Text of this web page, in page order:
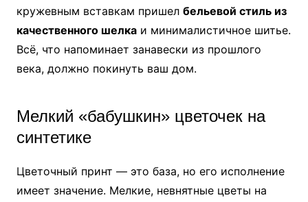
кружевным вставкам пришел бельевой стиль из
качественного шелкаи минималистичное шитье.
Всё, что напоминает занавески из прошлого
века, должно покинуть ваш дом.
Мелкий «бабушкин» цветочек на
синтетике
Цветочный принт — это база, но его исполнение
имеет значение. Мелкие, невнятные цветы на